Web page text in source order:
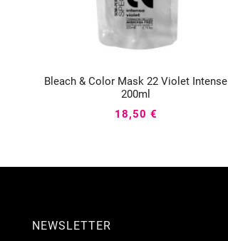
Bleach & Color Mask 22 Violet Intense
200ml

18,50 €
NEWSLETTER